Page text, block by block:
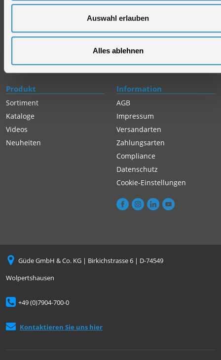
Auswahl erlauben
Alles ablehnen
Händlersuche
Servicepartner-International
Autorisierter Internetpartner
Rückgabe gekaufter Artikel
Produkt
Sortiment
Kataloge
Videos
Neuheiten
Information
AGB
Impressum
Versandarten
Zahlungsarten
Compliance
Datenschutz
Cookie-Einstellungen
Güde GmbH & Co. KG | Birkichstrasse 6 | D-74549
Wolpertshausen
+49 (0)7904-700-0
Kontaktieren Sie uns hier